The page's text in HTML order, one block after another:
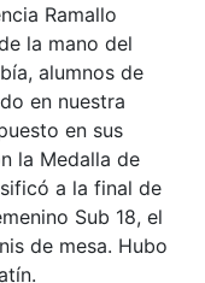
Ramallo
la mano del
alumnos de
en nuestra
en sus
la Medalla de
a la final de
Sub 18, el
de mesa. Hubo